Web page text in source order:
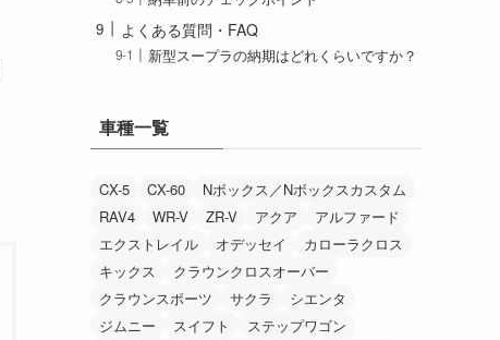
よくある質問・FAQ
新型スープラの納期はどれくらいですか？
車種一覧
CX-5 CX-60
Nボックス／Nボックスカスタム
RAV4
WR-V ZR-V アクア
アルファード
エクストレイル
オデッセイ
カローラクロス
キックス
クラウンクロスオーバー
クラウンスポーツ
サクラ
シエンタ
ジムニー
スイフト
ステップワゴン